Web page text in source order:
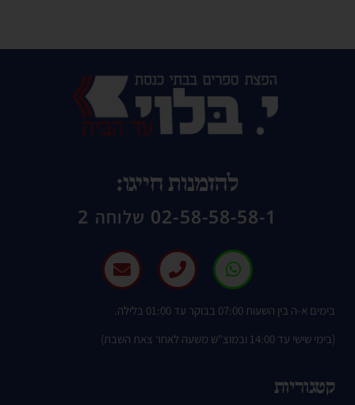
להזמנות חייגו:
02-58-58-58-1 שלוחה 2
בימים א-ה בין השעות 07:00 בבוקר עד 01:00 בלילה.
(בימי שישי עד 14:00 ובמוצ"ש משעה לאחר צאת השבת)
קטגוריות